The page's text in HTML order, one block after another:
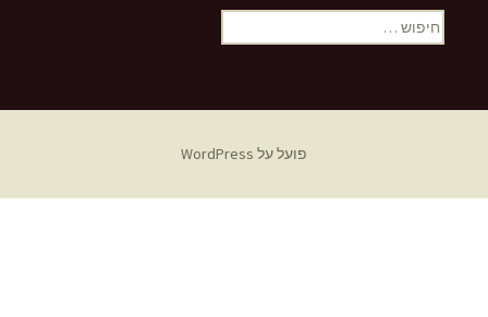
חיפוש:
פועל על WordPress